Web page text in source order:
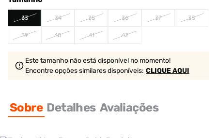
33 34 35 36 37 38
39 40 41 42
Este tamanho não está disponível no momento!
Encontre opções similaresdisponíveis: CLIQUE AQUI
Sobre Detalhes Avaliações